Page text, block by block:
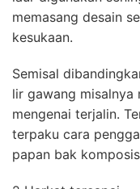
memasang desain
kesukaan.
Semisal
lir gawang
mengenai terjalin.
terpaku cara
papan bak